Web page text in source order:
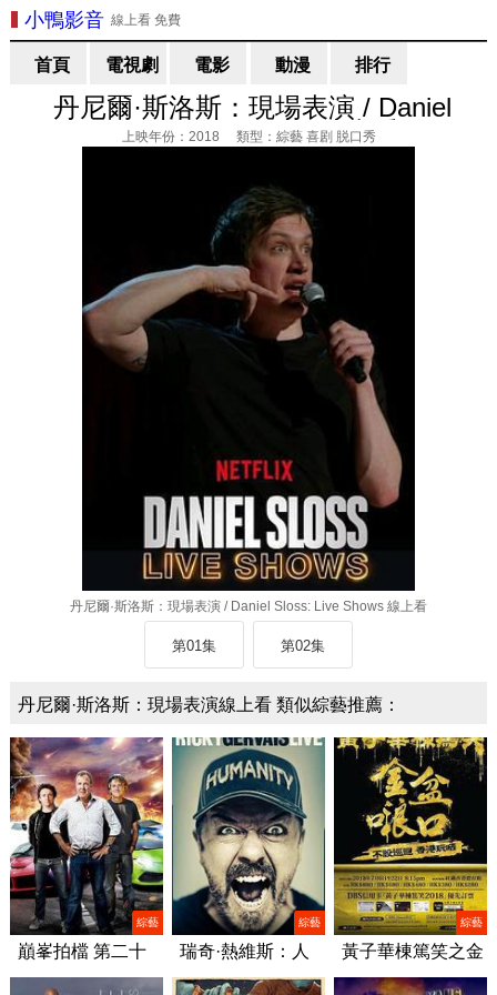
小鴨影音線上看 免費
首頁 電視劇 電影 動漫 排行
丹尼爾·斯洛斯：現場表演 / Daniel
Sloss: Live Shows 線上看
上映年份：2018 類型：綜藝 喜剧 脱口秀
丹尼爾·斯洛斯：現場表演 / Daniel Sloss: Live Shows 線上看
第01集 第02集
丹尼爾·斯洛斯：現場表演線上看 類似綜藝推薦：
綜藝
巔峯拍檔 第二十
二季/Top Gear
綜藝
瑞奇·熱維斯：人
性/Ricky Gervais:
綜藝
黃子華棟篤笑之金
盆啷口